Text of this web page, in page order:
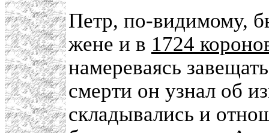
Петр, по-видимому,
жене и в 1724
намереваясь
смерти он узнал об
складывались и